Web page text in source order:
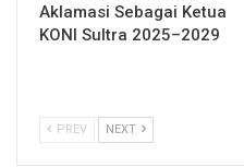
Aklamasi Sebagai Ketua
KONI Sultra 2025–2029
PREV NEXT